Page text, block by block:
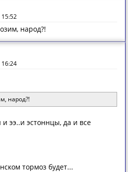
народ?!
народ?!
ээ..и эстоннцы, да и все
тормоз будет...